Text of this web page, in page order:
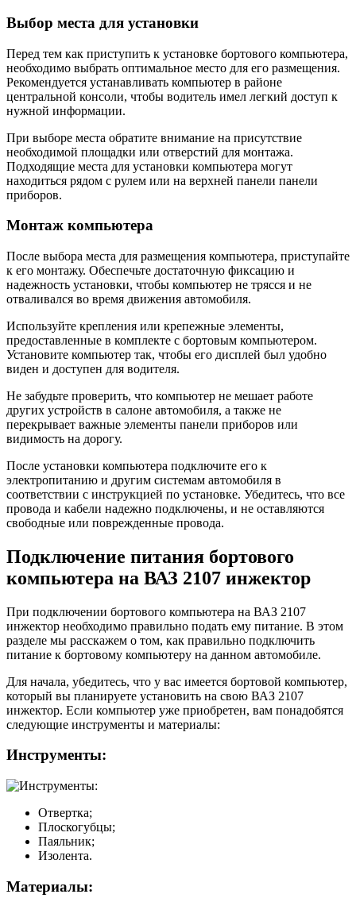
Выбор места для установки
Перед тем как приступить к установке бортового компьютера,
необходимо выбрать оптимальное место для его размещения.
Рекомендуется устанавливать компьютер в районе
центральной консоли, чтобы водитель имел легкий доступ к
нужной информации.
При выборе места обратите внимание на присутствие
необходимой площадки или отверстий для монтажа.
Подходящие места для установки компьютера могут
находиться рядом с рулем или на верхней панели панели
приборов.
Монтаж компьютера
После выбора места для размещения компьютера, приступайте
к его монтажу. Обеспечьте достаточную фиксацию и
надежность установки, чтобы компьютер не трясся и не
отваливался во время движения автомобиля.
Используйте крепления или крепежные элементы,
предоставленные в комплекте с бортовым компьютером.
Установите компьютер так, чтобы его дисплей был удобно
виден и доступен для водителя.
Не забудьте проверить, что компьютер не мешает работе
других устройств в салоне автомобиля, а также не
перекрывает важные элементы панели приборов или
видимость на дорогу.
После установки компьютера подключите его к
электропитанию и другим системам автомобиля в
соответствии с инструкцией по установке. Убедитесь, что все
провода и кабели надежно подключены, и не оставляются
свободные или поврежденные провода.
Подключение питания бортового
компьютера на ВАЗ 2107 инжектор
При подключении бортового компьютера на ВАЗ 2107
инжектор необходимо правильно подать ему питание. В этом
разделе мы расскажем о том, как правильно подключить
питание к бортовому компьютеру на данном автомобиле.
Для начала, убедитесь, что у вас имеется бортовой компьютер,
который вы планируете установить на свою ВАЗ 2107
инжектор. Если компьютер уже приобретен, вам понадобятся
следующие инструменты и материалы:
Инструменты:
Отвертка;
Плоскогубцы;
Паяльник;
Изолента.
Материалы: